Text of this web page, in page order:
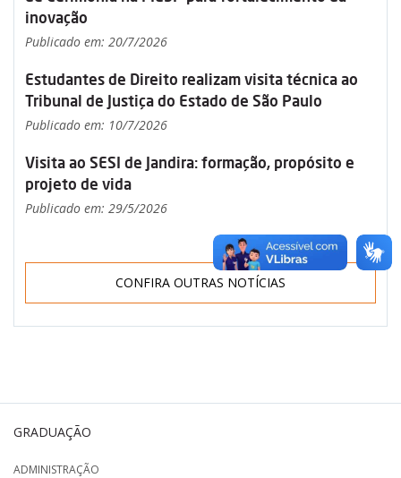
inovação
Publicado em: 20/7/2026
Estudantes de Direito realizam visita técnica ao
Tribunal de Justiça do Estado de São Paulo
Publicado em: 10/7/2026
Visita ao SESI de Jandira: formação, propósito e
projeto de vida
Publicado em: 29/5/2026
CONFIRA OUTRAS NOTÍCIAS
GRADUAÇÃO
ADMINISTRAÇÃO